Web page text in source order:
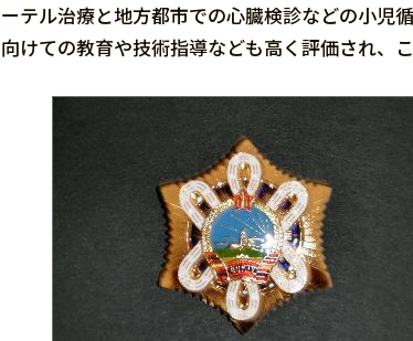
ーテル治療と地方都市での心臓検診などの小児
向けての教育や技術指導なども高く評価され、